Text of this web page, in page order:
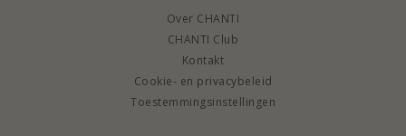
Over CHANTI
CHANTI Club
Kontakt
Cookie- en privacybeleid
Toestemmingsinstellingen